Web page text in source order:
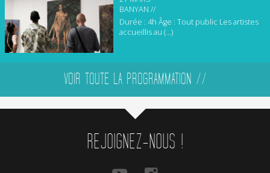
BANYAN //
Durée : 4h Âge : Tout public Les artistes
accueillis au (...)
VOIR TOUTE LA PROGRAMMATION //
REJOIGNEZ-NOUS !